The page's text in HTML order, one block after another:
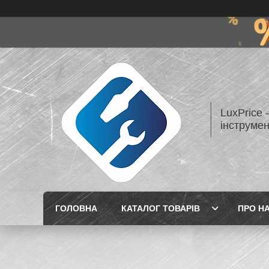
LuxPrice
ГОЛОВНА КАТАЛОГ ТОВАРІВ ПРО